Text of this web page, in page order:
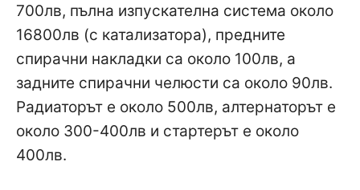
700лв, пълна изпускателна система около
16800лв (с катализатора), предните
спирачни накладки са около 100лв, а
задните спирачни челюсти са около 90лв.
Радиаторът е около 500лв, алтернаторът е
около 300-400лв и стартерът е около
400лв.